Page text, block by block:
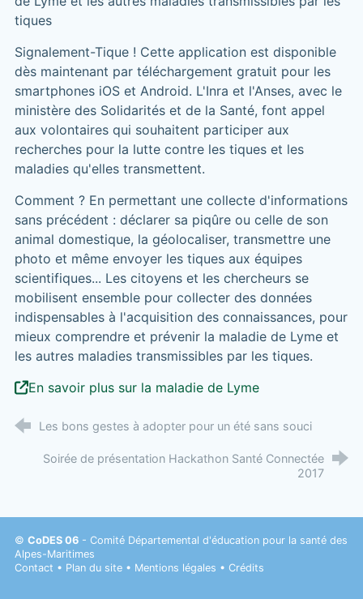
tiques
Signalement-Tique ! Cette application est disponible
dès maintenant par téléchargement gratuit pour les
smartphones iOS et Android. L'Inra et l'Anses, avec le
ministère des Solidarités et de la Santé, font appel
aux volontaires qui souhaitent participer aux
recherches pour la lutte contre les tiques et les
maladies qu'elles transmettent.
Comment ? En permettant une collecte d'informations
sans précédent : déclarer sa piqûre ou celle de son
animal domestique, la géolocaliser, transmettre une
photo et même envoyer les tiques aux équipes
scientifiques... Les citoyens et les chercheurs se
mobilisent ensemble pour collecter des données
indispensables à l'acquisition des connaissances, pour
mieux comprendre et prévenir la maladie de Lyme et
les autres maladies transmissibles par les tiques.
En savoir plus sur la maladie de Lyme
Les bons gestes à adopter pour un été sans souci
Soirée de présentation Hackathon Santé Connectée
2017
© CoDES 06- Comité Départemental d'éducation pour la santé des
Alpes-Maritimes
Contact • Plan du site• Mentions légales • Crédits